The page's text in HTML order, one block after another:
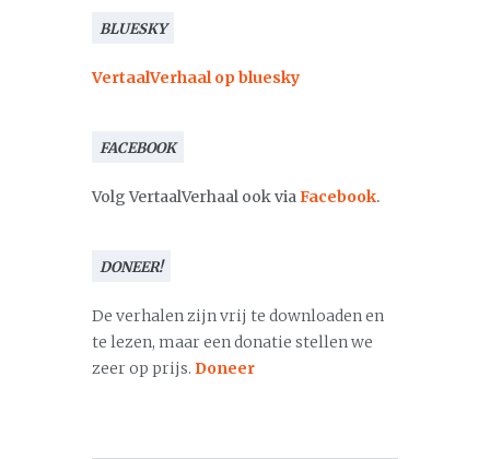
BLUESKY
VertaalVerhaal op bluesky
FACEBOOK
Volg VertaalVerhaal ook viaFacebook.
DONEER!
De verhalen zijn vrij te downloaden en
te lezen, maar een donatie stellen we
zeer op prijs. Doneer